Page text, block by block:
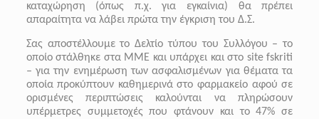
καταχώρηση (όπως π.χ. για εγκαίνια) θα πρέπει
απαραίτητα να λάβει πρώτα την έγκριση του Δ.Σ.
Σας αποστέλλουμε το Δελτίο τύπου του Συλλόγου – το
οποίο στάλθηκε στα ΜΜΕ και υπάρχει και στο site fskriti
– για την ενημέρωση των ασφαλισμένων για θέματα τα
οποία προκύπτουν καθημερινά στο φαρμακείο αφού σε
ορισμένες περιπτώσεις καλούνται να πληρώσουν
υπέρμετρες συμμετοχές που φτάνουν και το 47% σε